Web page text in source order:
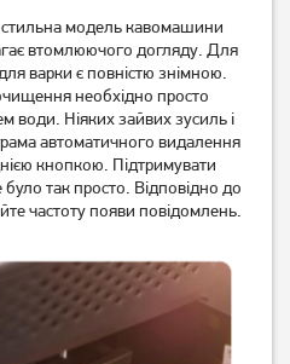
стильна модель кавомашини
втомлюючого догляду. Для
варки є повністю знімною.
необхідно просто
води. Ніяких зайвих зусиль і
автоматичного видалення
кнопкою. Підтримувати
було так просто. Відповідно до
частоту появи повідомлень.